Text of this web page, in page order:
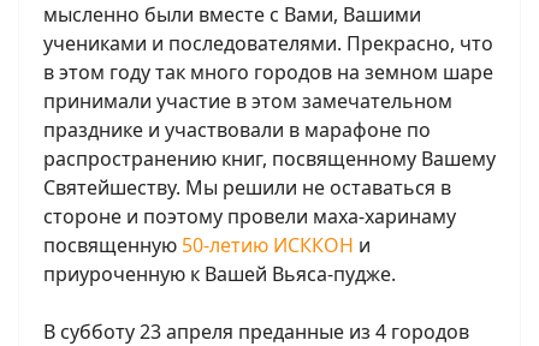
мысленно были вместе с Вами, Вашими
учениками и последователями. Прекрасно, что
в этом году так много городов на земном шаре
принимали участие в этом замечательном
празднике и участвовали в марафоне по
распространению книг, посвященному Вашему
Святейшеству. Мы решили не оставаться в
стороне и поэтому провели маха-харинаму
посвященную 50-летию ИСККОН и
приуроченную к Вашей Вьяса-пудже.
В субботу 23 апреля преданные из 4 городов